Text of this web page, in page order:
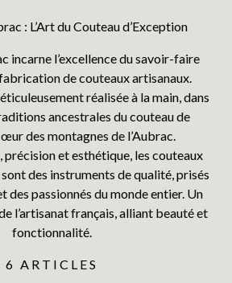
: L’Art du Couteau d’Exception
incarne l’excellence du savoir-faire
de couteaux artisanaux.
réalisée à la main, dans
ancestrales du couteau de
des montagnes de l’Aubrac.
et esthétique, les couteaux
des instruments de qualité, prisés
des passionnés du monde entier. Un
l’artisanat français, alliant beauté et
fonctionnalité.
6 ARTICLES